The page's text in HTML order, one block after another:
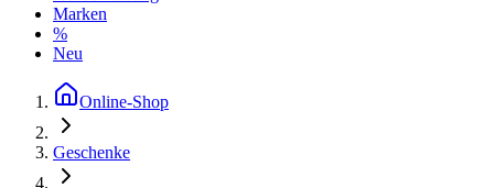
Marken
%
Neu
Online-Shop
Geschenke